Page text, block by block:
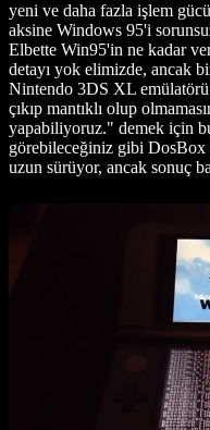
yeni ve daha fazla işlem
aksine Windows 95'i
Elbette Win95'in ne kadar
detayı yok elimizde, ancak
Nintendo 3DS XL
çıkıp mantıklı olup
yapabiliyoruz." demek için
görebileceğiniz gibi DosBox
uzun sürüyor, ancak sonuç